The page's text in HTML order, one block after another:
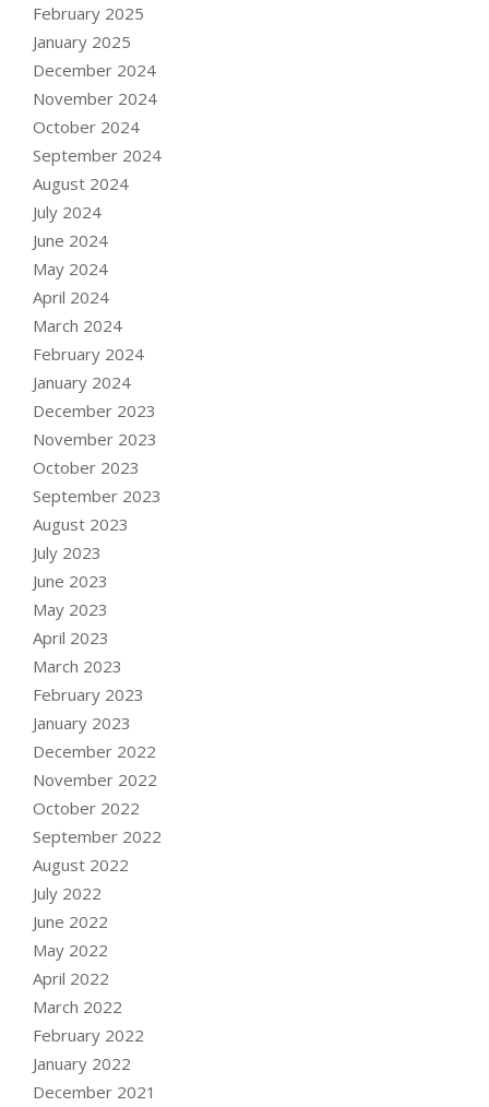
February 2025
January 2025
December 2024
November 2024
October 2024
September 2024
August 2024
July 2024
June 2024
May 2024
April 2024
March 2024
February 2024
January 2024
December 2023
November 2023
October 2023
September 2023
August 2023
July 2023
June 2023
May 2023
April 2023
March 2023
February 2023
January 2023
December 2022
November 2022
October 2022
September 2022
August 2022
July 2022
June 2022
May 2022
April 2022
March 2022
February 2022
January 2022
December 2021